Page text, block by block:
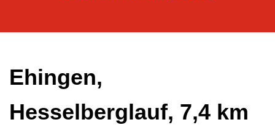
Ehingen,
Hesselberglauf, 7,4 km